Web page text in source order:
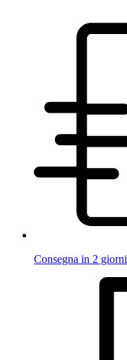
Consegna in 2 giorni